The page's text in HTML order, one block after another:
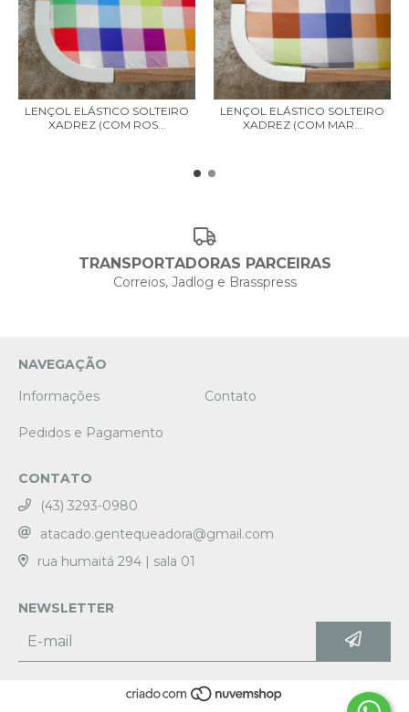
LENÇOL ELÁSTICO SOLTEIRO
XADREZ (COM ROS...
LENÇOL ELÁSTICO SOLTEIRO
XADREZ (COM MAR...
TRANSPORTADORAS PARCEIRAS
Correios, Jadlog e Brasspress
NAVEGAÇÃO
Informações
Contato
Pedidos e Pagamento
CONTATO
(43) 3293-0980
atacado.gentequeadora@gmail.com
rua humaitá 294 | sala 01
NEWSLETTER